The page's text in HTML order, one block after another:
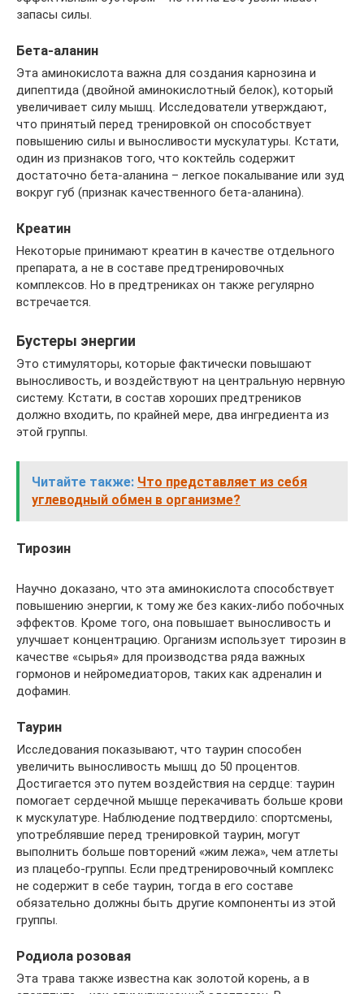
запасы силы.
Бета-аланин
Эта аминокислота важна для создания карнозина и
дипептида (двойной аминокислотный белок), который
увеличивает силу мышц. Исследователи утверждают,
что принятый перед тренировкой он способствует
повышению силы и выносливости мускулатуры. Кстати,
один из признаков того, что коктейль содержит
достаточно бета-аланина – легкое покалывание или зуд
вокруг губ (признак качественного бета-аланина).
Креатин
Некоторые принимают креатин в качестве отдельного
препарата, а не в составе предтренировочных
комплексов. Но в предтрениках он также регулярно
встречается.
Бустеры энергии
Это стимуляторы, которые фактически повышают
выносливость, и воздействуют на центральную нервную
систему. Кстати, в состав хороших предтреников
должно входить, по крайней мере, два ингредиента из
этой группы.
Читайте также: Что представляет из себя
углеводный обмен в организме?
Тирозин
Научно доказано, что эта аминокислота способствует
повышению энергии, к тому же без каких-либо побочных
эффектов. Кроме того, она повышает выносливость и
улучшает концентрацию. Организм использует тирозин в
качестве «сырья» для производства ряда важных
гормонов и нейромедиаторов, таких как адреналин и
дофамин.
Таурин
Исследования показывают, что таурин способен
увеличить выносливость мышц до 50 процентов.
Достигается это путем воздействия на сердце: таурин
помогает сердечной мышце перекачивать больше крови
к мускулатуре. Наблюдение подтвердило: спортсмены,
употреблявшие перед тренировкой таурин, могут
выполнить больше повторений «жим лежа», чем атлеты
из плацебо-группы. Если предтренировочный комплекс
не содержит в себе таурин, тогда в его составе
обязательно должны быть другие компоненты из этой
группы.
Родиола розовая
Эта трава также известна как золотой корень, а в